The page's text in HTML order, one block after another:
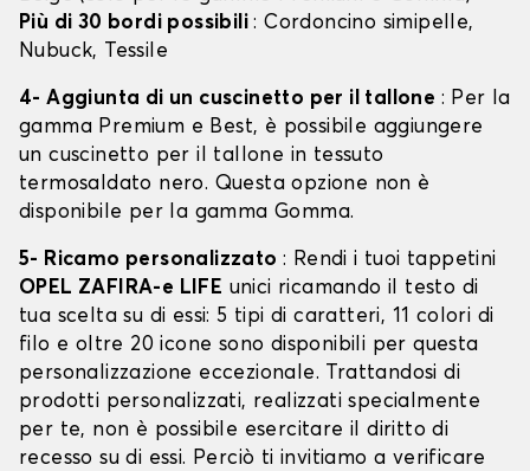
Più di 30 bordi possibili: Cordoncino simipelle,
Nubuck, Tessile
4- Aggiunta di un cuscinetto per il tallone : Per la
gamma Premium e Best, è possibile aggiungere
un cuscinetto per il tallone in tessuto
termosaldato nero. Questa opzione non è
disponibile per la gamma Gomma.
5- Ricamo personalizzato : Rendi i tuoi tappetini
OPEL ZAFIRA-e LIFE unici ricamando il testo di
tua scelta su di essi: 5 tipi di caratteri, 11 colori di
filo e oltre 20 icone sono disponibili per questa
personalizzazione eccezionale. Trattandosi di
prodotti personalizzati, realizzati specialmente
per te, non è possibile esercitare il diritto di
recesso su di essi. Perciò ti invitiamo a verificare